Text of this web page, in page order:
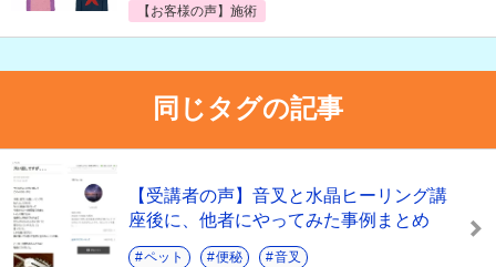
【お客様の声】施術
同じタグの記事
【受講者の声】音叉と水晶ヒーリング講
座後に、他者にやってみた事例まとめ
ペット 便秘 音叉